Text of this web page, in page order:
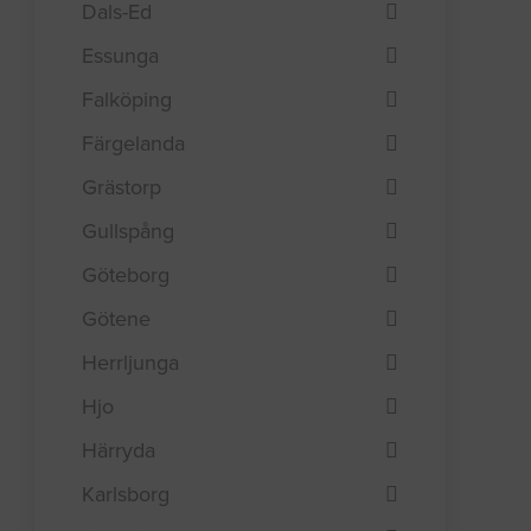
Dals-Ed
Essunga
Falköping
Färgelanda
Grästorp
Gullspång
Göteborg
Götene
Herrljunga
Hjo
Härryda
Karlsborg